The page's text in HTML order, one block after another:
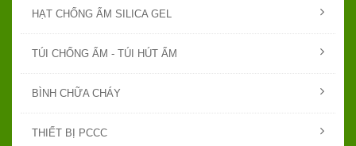
HẠT CHỐNG ẨM SILICA GEL
TÚI CHỐNG ẨM - TÚI HÚT ẨM
BÌNH CHỮA CHÁY
THIẾT BỊ PCCC